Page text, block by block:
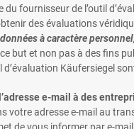
du fournisseur de l’outil
des évaluations
à caractère
but et non pas à des fins
d’évaluation Käufersiegel
e-mail à des
votre adresse e-mail au